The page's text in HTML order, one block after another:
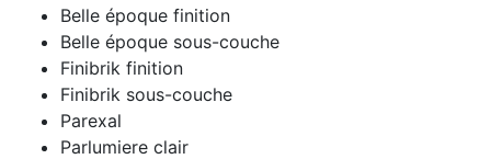
Belle époque finition
Belle époque sous-couche
Finibrik finition
Finibrik sous-couche
Parexal
Parlumiere clair